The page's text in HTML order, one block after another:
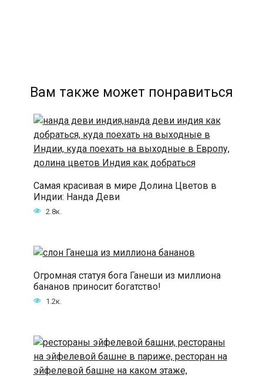
Вам также может понравиться
Самая красивая в мире Долина Цветов в
Индии: Нанда Деви
2.8к.
Огромная статуя бога Ганеши из миллиона
бананов приносит богатство!
1.2к.